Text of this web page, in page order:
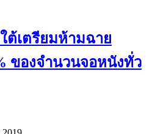
ต้เตรียมห้ามฉาย
ของจำนวนจอหนังทั่ว